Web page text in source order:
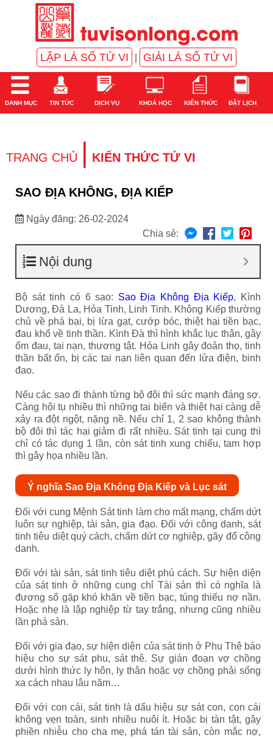
LẬP LÁ SỐ TỬ VI GIẢI LÁ SỐ TỬ VI
DANH MỤC TIN TỨC DỊCH VỤ KHOÁ HỌC KIẾN THỨC ĐẶT LỊCH
TRANG CHỦ | KIẾN THỨC TỬ VI
SAO ĐỊA KHÔNG, ĐỊA KIẾP
Ngày đăng: 26-02-2024
Chia sẻ:
Nội dung
Bộ sát tinh có 6 sao: Sao Địa Không Địa Kiếp, Kình
Dương, Đà La, Hỏa Tinh, Linh Tinh. Không Kiếp thường
chủ về phá bại, bị lừa gạt, cướp bóc, thiệt hại tiền bạc,
đau khổ về tinh thần. Kình Đà thì hình khắc lục thân, gây
ốm đau, tai nạn, thương tật. Hỏa Linh gây đoản thọ, tinh
thần bất ổn, bị các tai nạn liên quan đến lửa điện, binh
đao.
Nếu các sao đi thành từng bộ đôi thì sức mạnh đáng sợ.
Càng hội tụ nhiều thì những tai biến và thiệt hại càng dễ
xảy ra đột ngột, nặng nề. Nếu chỉ 1, 2 sao không thành
bộ đôi thì tác hại giảm đi rất nhiều. Sát tinh tại cung thì
chỉ có tác dụng 1 lần, còn sát tinh xung chiếu, tam hợp
thì gây họa nhiều lần.
Ý nghĩa Sao Địa Không Địa Kiếp và Lục sát
Đối với cung Mệnh Sát tinh làm cho mất mạng, chấm dứt
luôn sự nghiệp, tài sản, gia đạo. Đối với công danh, sát
tinh tiêu diệt quý cách, chấm dứt cơ nghiệp, gãy đổ công
danh.
Đối với tài sản, sát tinh tiêu diệt phú cách. Sự hiện diện
của sát tinh ở những cung chỉ Tài sản thì có nghĩa là
đương số gặp khó khăn về tiền bạc, túng thiếu nợ nần.
Hoặc nhẹ là lập nghiệp từ tay trắng, nhưng cũng nhiều
lần phá sản.
Đối với gia đạo, sự hiện diện của sát tinh ở Phu Thê báo
hiệu cho sự sát phu, sát thê. Sự gián đoạn vợ chồng
dưới hình thức ly hôn, ly thân hoặc vợ chồng phải sống
xa cách nhau lâu năm…
Đối với con cái, sát tinh là dấu hiệu sự sát con, con cái
không vẹn toàn, sinh nhiều nuôi ít. Hoặc bị tàn tật, gây
phiền nhiễu cho cha mẹ, phá tán tài sản, còn mắc nợ,